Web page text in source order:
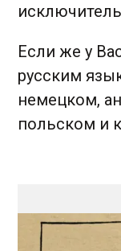
Если же у
русским
немецком,
польском и